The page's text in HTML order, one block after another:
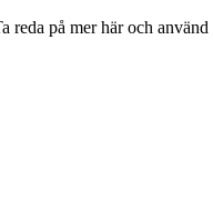
på mer här och